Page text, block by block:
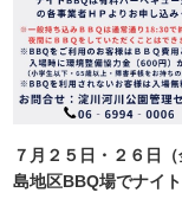
７月２５日・２６日
島地区BBQ場でナイ